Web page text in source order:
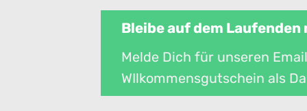
Bleibe auf dem
Melde Dich für unseren
WIlkommensgutschein als